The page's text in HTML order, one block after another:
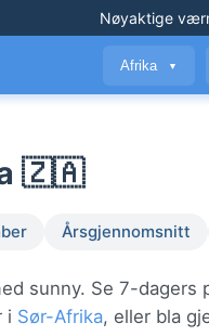
Nøyaktige
Afrika ▼
🇿🇦
Årsgjennomsnitt
sunny. Se 7-
i Sør-Afrika, eller bla